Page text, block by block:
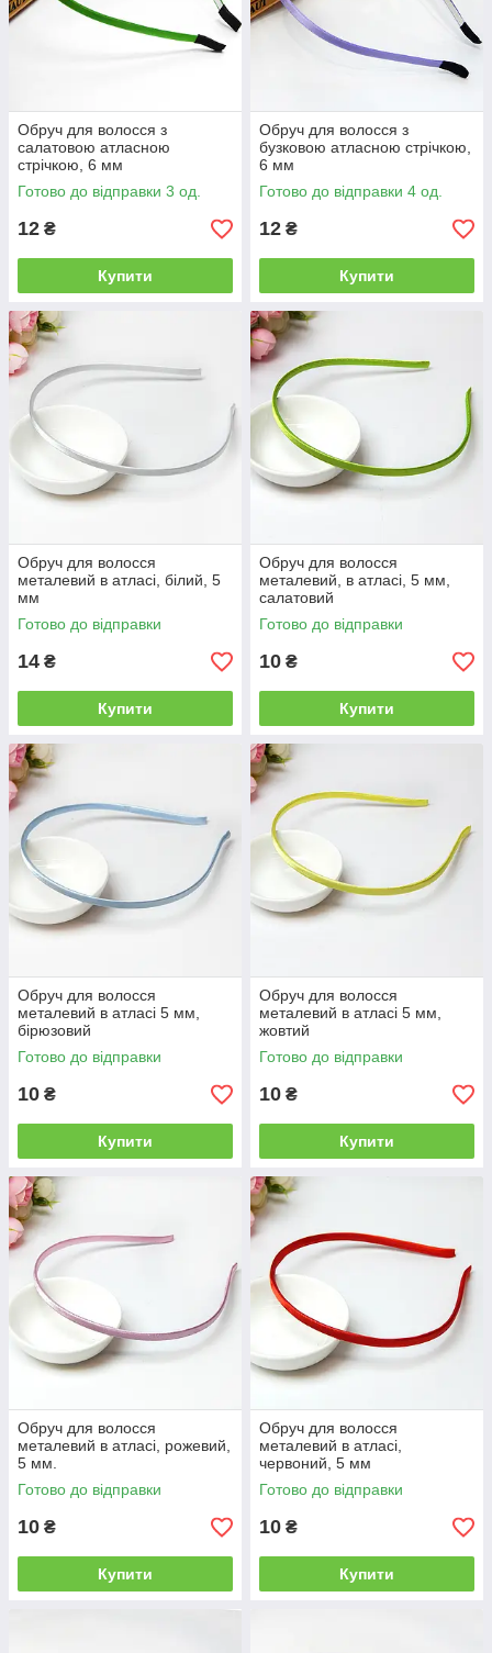
Обруч для волосся з
салатовою атласною
стрічкою, 6 мм
Готово до відправки 3 од.
12 ₴
Купити
Обруч для волосся з
бузковою атласною стрічкою,
6 мм
Готово до відправки 4 од.
12 ₴
Купити
Обруч для волосся
металевий в атласі, білий, 5
мм
Готово до відправки
14 ₴
Купити
Обруч для волосся
металевий, в атласі, 5 мм,
салатовий
Готово до відправки
10 ₴
Купити
Обруч для волосся
металевий в атласі 5 мм,
бірюзовий
Готово до відправки
10 ₴
Купити
Обруч для волосся
металевий в атласі 5 мм,
жовтий
Готово до відправки
10 ₴
Купити
Обруч для волосся
металевий в атласі, рожевий,
5 мм.
Готово до відправки
10 ₴
Купити
Обруч для волосся
металевий в атласі,
червоний, 5 мм
Готово до відправки
10 ₴
Купити